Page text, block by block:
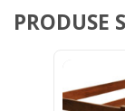
PRODUSE